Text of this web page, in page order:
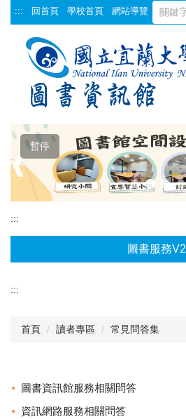
跳
到
::: 回首頁 學校首頁 網站導覽
暫停
❰
:::
圖書服務V2
:::
首頁 讀者專區 常見問答集
圖書資訊館服務相關問答
資訊網路服務相關問答